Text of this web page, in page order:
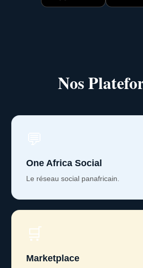
Nos
One Africa Social
Le réseau social panafricain.
🛒
Marketplace